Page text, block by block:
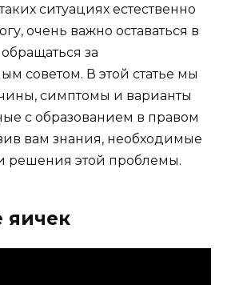
ситуациях естественно
очень важно оставаться в
за
советом. В этой статье мы
симптомы и варианты
с образованием в правом
вам знания, необходимые
решения этой проблемы.
яичек